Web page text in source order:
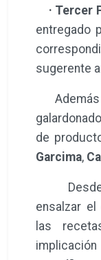
E
de la
· Primer
y
recaído en
sublime
y
sido